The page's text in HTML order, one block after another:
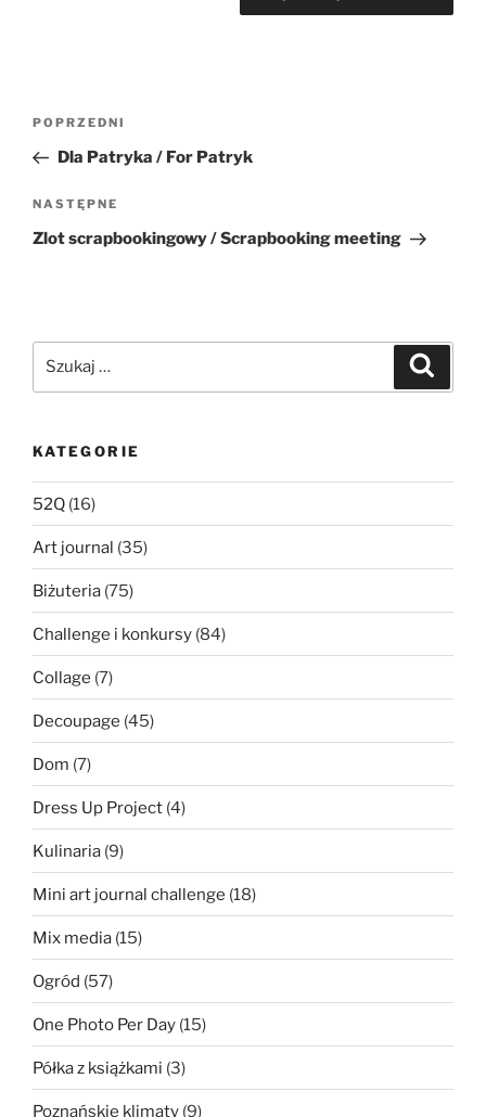
Nawigacja
Poprzedni
wpis
POPRZEDNI
Dla Patryka / For Patryk
Następny
wpis
NASTĘPNE
Zlot scrapbookingowy / Scrapbooking meeting
KATEGORIE
52Q (16)
Art journal (35)
Biżuteria (75)
Challenge i konkursy (84)
Collage (7)
Decoupage (45)
Dom (7)
Dress Up Project (4)
Kulinaria (9)
Mini art journal challenge (18)
Mix media (15)
Ogród (57)
One Photo Per Day (15)
Półka z książkami (3)
Poznańskie klimaty (9)